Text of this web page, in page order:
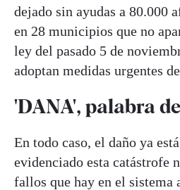
dejado sin ayudas a 80.000
en 28 municipios que no
ley del pasado 5 de
adoptan medidas urgentes
'DANA', palabra
En todo caso, el daño ya
evidenciado esta catástrofe
fallos que hay en el sistema